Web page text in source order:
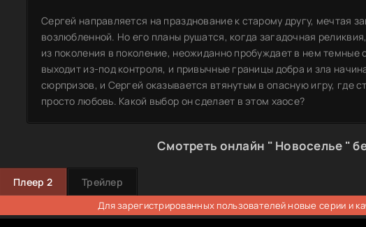
Сергей направляется на празднование к старому другу, мечтая
возлюбленной. Но его планы рушатся, когда загадочная
из поколения в поколение, неожиданно пробуждает в нем темные
выходит из-под контроля, и привычные границы добра и зла
сюрпризов, и Сергей оказывается втянутым в опасную игру, где
просто любовь. Какой выбор он сделает в этом хаосе?
Смотреть онлайн " Новоселье "
Плеер 2 Трейлер
Для зарегистрированных пользователей новые серии и